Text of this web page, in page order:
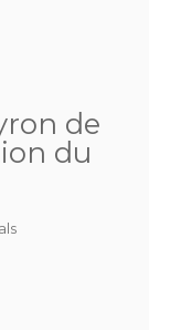
de
du